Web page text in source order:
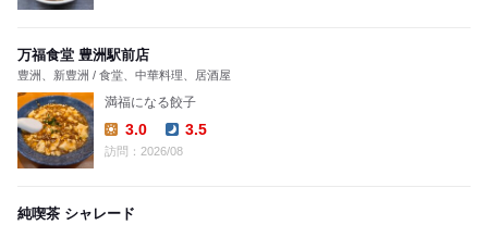
万福食堂 豊洲駅前店
豊洲、新豊洲 / 食堂、中華料理、居酒屋
満福になる餃子
Lunch:
3.0 3.5
訪問：2026/08
純喫茶 シャレード